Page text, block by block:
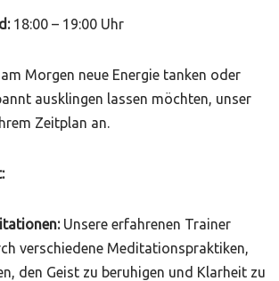
18:00 – 19:00 Uhr
Morgen neue Energie tanken oder
ausklingen lassen möchten, unser
Zeitplan an.
Unsere erfahrenen Trainer
verschiedene Meditationspraktiken,
den Geist zu beruhigen und Klarheit zu